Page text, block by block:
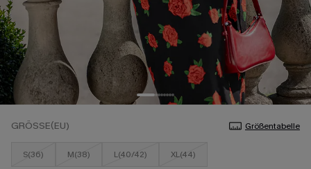
GRÖSSE(EU) Größentabelle
S(36) M(38) L(40/42) XL(44)